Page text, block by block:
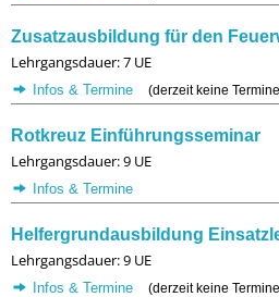
Zusatzausbildung für den
Lehrgangsdauer: 7 UE
Infos & Termine (derzeit keine
Rotkreuz Einführungsseminar
Lehrgangsdauer: 9 UE
Infos & Termine
Helfergrundausbildung
Lehrgangsdauer: 9 UE
Infos & Termine (derzeit keine